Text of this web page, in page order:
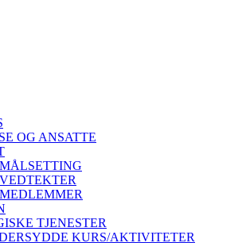
OG ANSATTE
TJENESTER
KURS/AKTIVITETER